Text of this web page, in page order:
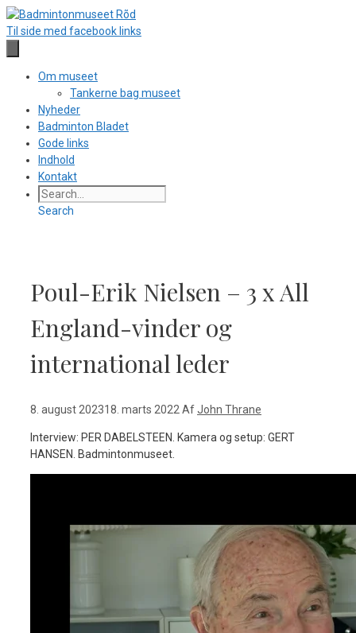
Hop
til
Til side med facebook links
Om museet
Tankerne bag museet
Nyheder
Badminton Bladet
Gode links
Indhold
Kontakt
Search
Poul-Erik Nielsen – 3 x All
England-vinder og
international leder
8. august 202318. marts 2022 AfJohn Thrane
Interview: PER DABELSTEEN. Kamera og setup: GERT
HANSEN. Badmintonmuseet.